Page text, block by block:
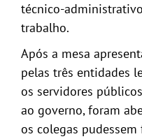
técnico-
trabalho.
Após a mesa
pelas três entidades
os servidores
ao governo, foram
os colegas